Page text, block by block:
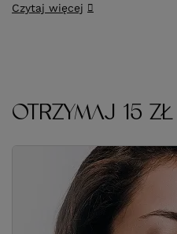
sukcesu jest stosowanie się
Czytaj więcej
OTRZYMAJ 15